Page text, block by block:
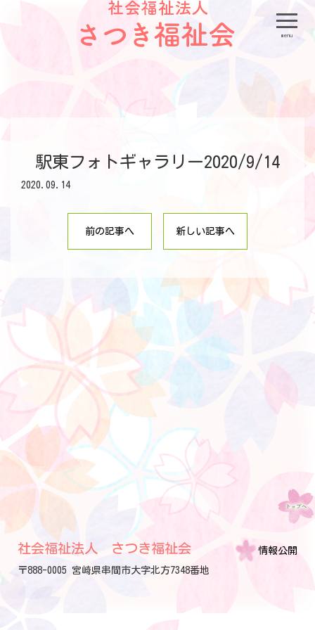
menu
駅東フォトギャラリー2020/9/14
2020.09.14
前の記事へ 新しい記事へ
社会福祉法人 さつき福祉会
〒888-0005 宮崎県串間市大字北方7348番地
情報公開